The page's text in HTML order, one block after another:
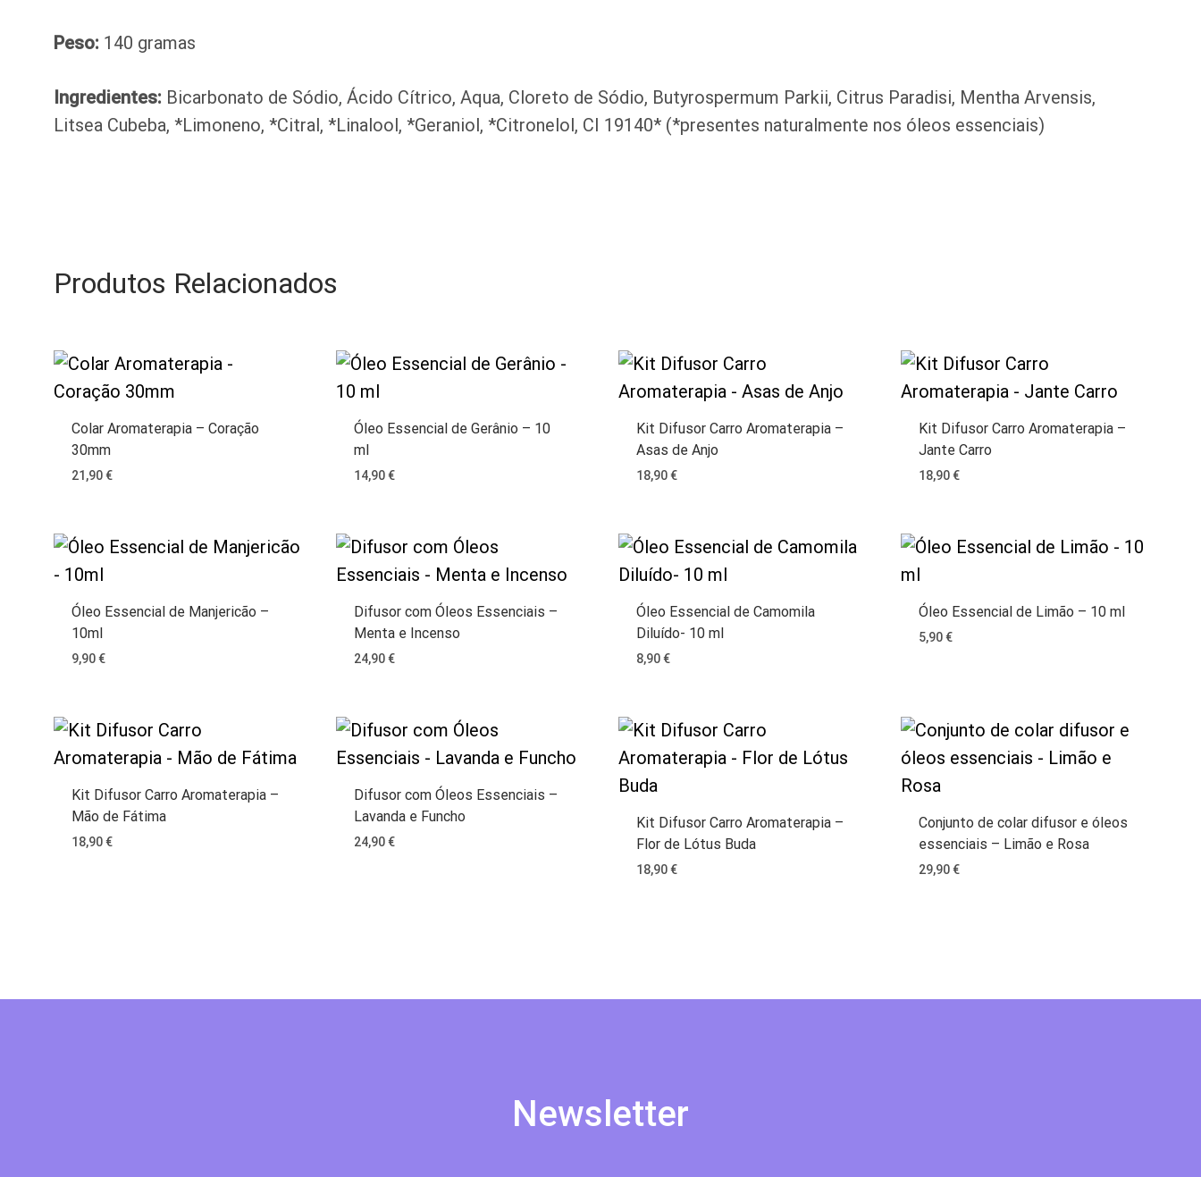
Peso: 140 gramas
Ingredientes: Bicarbonato de Sódio, Ácido Cítrico, Aqua, Cloreto de Sódio, Butyrospermum Parkii, Citrus Paradisi, Mentha Arvensis,
Litsea Cubeba, *Limoneno, *Citral, *Linalool, *Geraniol, *Citronelol, CI 19140* (*presentes naturalmente nos óleos essenciais)
Produtos Relacionados
Colar Aromaterapia – Coração
30mm
21,90€
Óleo Essencial de Gerânio – 10
ml
14,90€
Kit Difusor Carro Aromaterapia –
Asas de Anjo
18,90€
Kit Difusor Carro Aromaterapia –
Jante Carro
18,90€
Óleo Essencial de Manjericão –
10ml
9,90€
Difusor com Óleos Essenciais –
Menta e Incenso
24,90€
Óleo Essencial de Camomila
Diluído- 10 ml
8,90€
Óleo Essencial de Limão – 10 ml
5,90€
Kit Difusor Carro Aromaterapia –
Mão de Fátima
18,90€
Difusor com Óleos Essenciais –
Lavanda e Funcho
24,90€
Kit Difusor Carro Aromaterapia –
Flor de Lótus Buda
18,90€
Conjunto de colar difusor e óleos
essenciais – Limão e Rosa
29,90€
Newsletter